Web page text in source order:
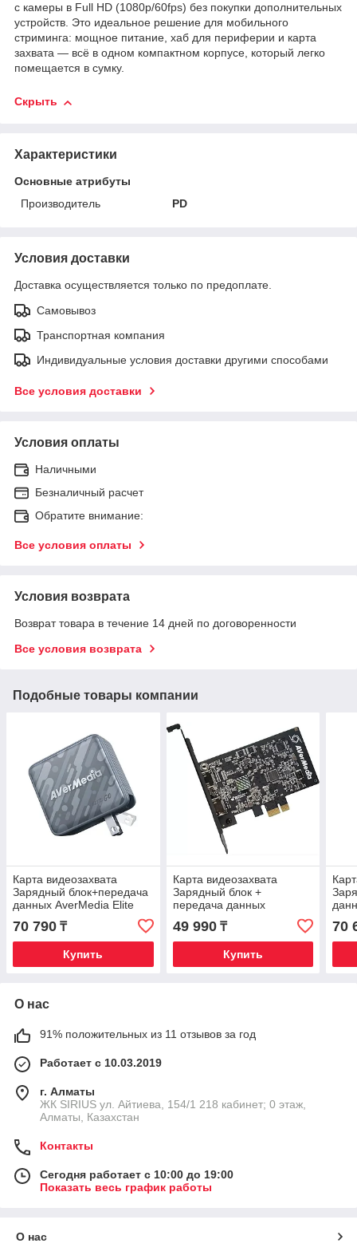
с камеры в Full HD (1080p/60fps) без покупки дополнительных
устройств. Это идеальное решение для мобильного
стриминга: мощное питание, хаб для периферии и карта
захвата — всё в одном компактном корпусе, который легко
помещается в сумку.
Скрыть
Характеристики
Основные атрибуты
Производитель
PD
Условия доставки
Доставка осуществляется только по предоплате.
Самовывоз
Транспортная компания
Индивидуальные условия доставки другими способами
Все условия доставки
Условия оплаты
Наличными
Безналичный расчет
Обратите внимание:
Все условия оплаты
Условия возврата
Возврат товара в течение 14 дней по договоренности
Все условия возврата
Подобные товары компании
Карта видеозахвата
Зарядный блок+передача
данных AverMedia Elite
GO, Charging 100W, black
GC313Pro
70 790 ₸
Купить
Карта видеозахвата
Зарядный блок +
передача данных
AverMedia Core GO,
Charging 100W, black
GC313
49 990₸
Купить
70
О нас
91% положительных из 11 отзывов за год
Работает с 10.03.2019
г. Алматы
​ЖК SIRIUS​ ул. Айтиева, 154/1​ 218 кабинет; 0 этаж,
Алматы, Казахстан
Контакты
Сегодня работает с 10:00 до 19:00
Показать весь график работы
О нас